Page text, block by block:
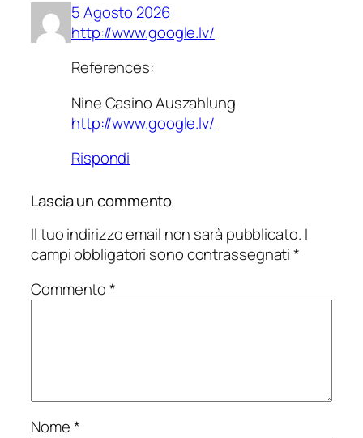
5 Agosto 2026
http://www.google.lv/
References:
Nine Casino Auszahlung
http://www.google.lv/
Rispondi
Lascia un commento
Il tuo indirizzo email non sarà pubblicato. I
campi obbligatori sono contrassegnati*
Commento*
Nome*